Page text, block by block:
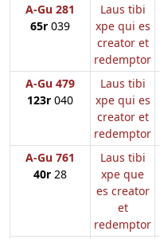
A-Gu 281
65r 039
Laus tibi
xpe qui es
creator et
redemptor
A-Gu 479
123r 040
Laus tibi
xpe qui es
creator et
redemptor
A-Gu 761
40r 28
Laus tibi
xpe que
es creator
et
redemptor